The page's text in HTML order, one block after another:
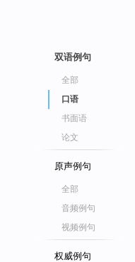
双语例句
全部
口语
书面语
论文
原声例句
全部
音频例句
视频例句
权威例句